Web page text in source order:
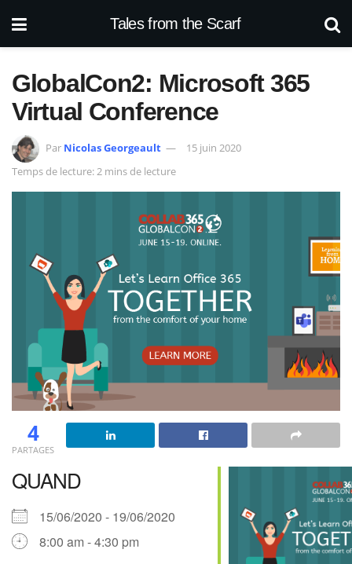
Tales from the Scarf
GlobalCon2: Microsoft 365
Virtual Conference
Par Nicolas Georgeault
15 juin 2020
Temps de lecture: 2 mins de lecture
4
PARTAGES
QUAND
15/06/2020 - 19/06/2020
8:00 am - 4:30 pm